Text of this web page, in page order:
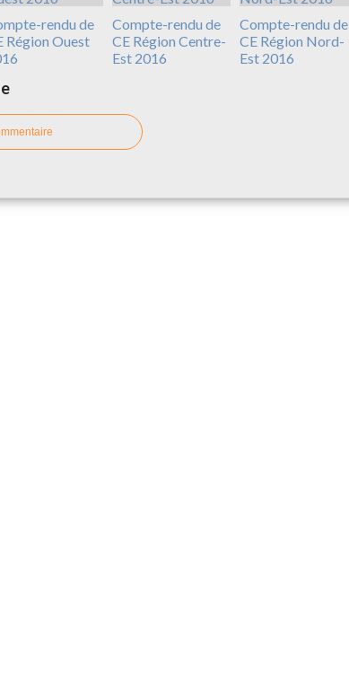
rendu de
Région Ouest
Compte-rendu de
CE Région Centre-
Est 2016
Compte-rendu de
CE Région Nord-
Est 2016